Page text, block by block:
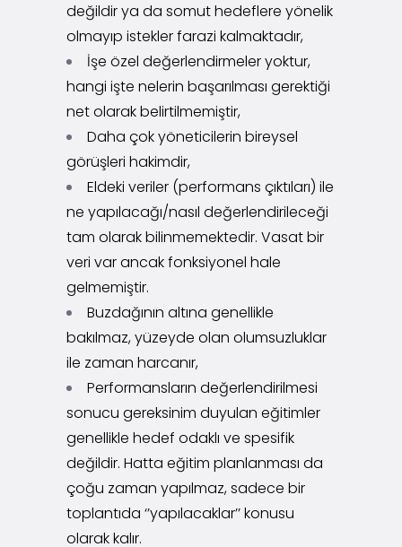
değildir ya da somut hedeflere yönelik
olmayıp istekler farazi kalmaktadır,
İşe özel değerlendirmeler yoktur,
hangi işte nelerin başarılması gerektiği
net olarak belirtilmemiştir,
Daha çok yöneticilerin bireysel
görüşleri hakimdir,
Eldeki veriler (performans çıktıları) ile
ne yapılacağı/nasıl değerlendirileceği
tam olarak bilinmemektedir. Vasat bir
veri var ancak fonksiyonel hale
gelmemiştir.
Buzdağının altına genellikle
bakılmaz, yüzeyde olan olumsuzluklar
ile zaman harcanır,
Performansların değerlendirilmesi
sonucu gereksinim duyulan eğitimler
genellikle hedef odaklı ve spesifik
değildir. Hatta eğitim planlanması da
çoğu zaman yapılmaz, sadece bir
toplantıda ‘’yapılacaklar’’ konusu
olarak kalır.